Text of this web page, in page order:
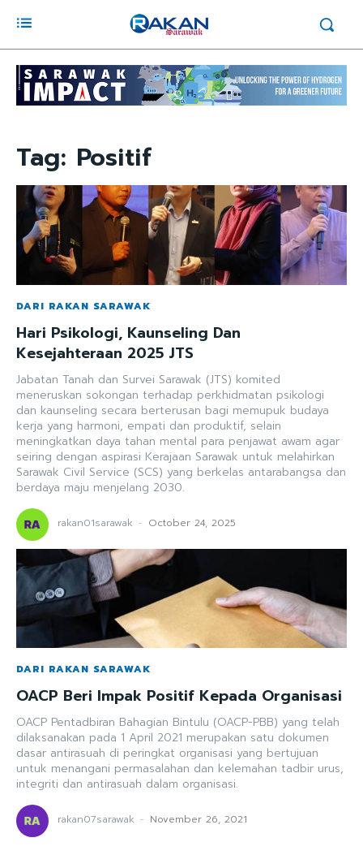
Tag: Positif
DARI RAKAN SARAWAK
Hari Psikologi, Kaunseling Dan
Kesejahteraan 2025 JTS
Jabatan Tanah dan Survei Sarawak (JTS) komited
meneruskan sokongan terhadap perkhidmatan psikologi
dan kaunseling secara berterusan bagi memupuk budaya
kerja yang harmoni, empati dan produktif, selain
meningkatkan daya tahan mental para penjawat awam agar
seiring dengan aspirasi Kerajaan Sarawak untuk melahirkan
Sarawak Civil Service (SCS) yang berkelas antarabangsa dan
berdaya maju menjelang 2030.
rakan01sarawak - October 24, 2025
DARI RAKAN SARAWAK
OACP Beri Impak Positif Kepada Organisasi
OACP Pentadbiran Bahagian Bintulu (OACP-PBB) yang telah
dilaksanakan pada 1 April 2021 merupakan satu dokumen
dasar antirasuah di peringkat organisasi yang bertujuan
untuk menangani permasalahan dan kelemahan tadbir urus,
integriti dan antirasuah dalam organisasi.
rakan07sarawak - November 26, 2021